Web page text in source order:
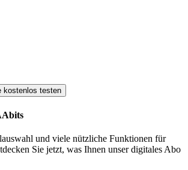
kostenlos testen
und viele nützliche Funktionen für
Sie jetzt, was Ihnen unser digitales Abo